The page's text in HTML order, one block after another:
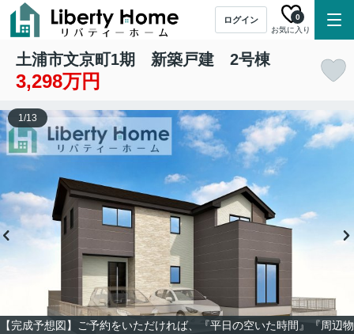
ログイン
お気に入り
0
土浦市文京町1期 新築戸建 2号棟
3,298万円
【完成予想図】ご予約をいただければ、『平日の空いた時間』『周辺物
1/13